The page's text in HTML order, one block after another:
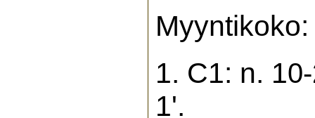
Myyntikoko:
1. C1: n. 1
1'.